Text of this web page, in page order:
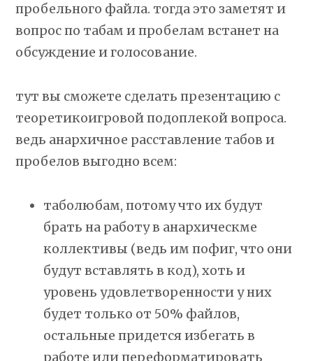
пробельного файла. тогда это заметят и
вопрос по табам и пробелам встанет на
обсуждение и голосование.
тут вы сможете сделать презентацию с
теоретикоигровой подоплекой вопроса.
ведь анархичное расставление табов и
пробелов выгодно всем:
таболюбам, потому что их будут
брать на работу в анархическме
коллективы (ведь им пофиг, что они
будут вставлять в код), хоть и
уровень удовлетворенности у них
будет только от 50% файлов,
остальные придется избегать в
работе или переформатировать